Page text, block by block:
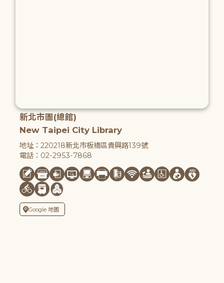
新北市圖(總館)
New Taipei City Library
地址：220218新北市板橋區貴興路139號
電話：02-2953-7868
Google 地圖